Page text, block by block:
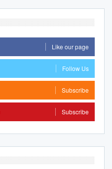
Like our page
Follow Us
Subscribe
Subscribe